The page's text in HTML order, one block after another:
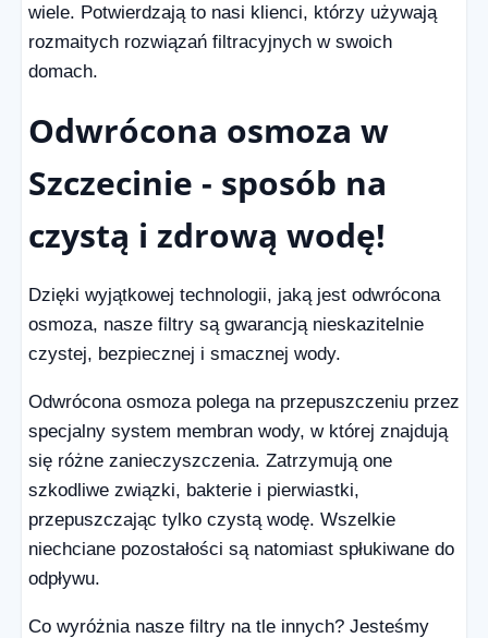
wiele. Potwierdzają to nasi klienci, którzy używają
rozmaitych rozwiązań filtracyjnych w swoich
domach.
Odwrócona osmoza w
Szczecinie - sposób na
czystą i zdrową wodę!
Dzięki wyjątkowej technologii, jaką jest odwrócona
osmoza, nasze filtry są gwarancją nieskazitelnie
czystej, bezpiecznej i smacznej wody.
Odwrócona osmoza polega na przepuszczeniu przez
specjalny system membran wody, w której znajdują
się różne zanieczyszczenia. Zatrzymują one
szkodliwe związki, bakterie i pierwiastki,
przepuszczając tylko czystą wodę. Wszelkie
niechciane pozostałości są natomiast spłukiwane do
odpływu.
Co wyróżnia nasze filtry na tle innych? Jesteśmy